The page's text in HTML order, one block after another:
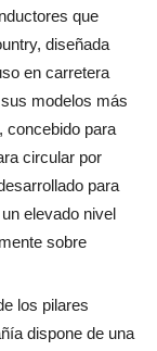
que
diseñada
en carretera
modelos más
concebido para
circular por
para
elevado nivel
sobre
los pilares
dispone de una